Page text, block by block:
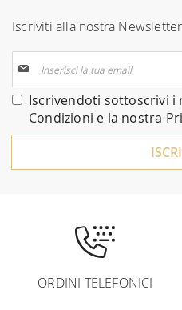
Iscriviti alla nostra Newsletter
alla
nostra
Newsletter:
Iscrivendoti sottoscrivi i
Condizioni e la nostra
ORDINI TELEFONICI